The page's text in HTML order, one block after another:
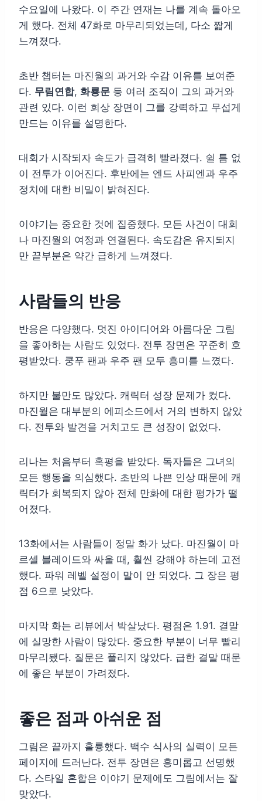
수요일에 나왔다. 이 주간 연재는 나를 계속 돌아오
게 했다. 전체 47화로 마무리되었는데, 다소 짧게
느껴졌다.
초반 챕터는 마진월의 과거와 수감 이유를 보여준
다. 무림연합, 화룡문 등 여러 조직이 그의 과거와
관련 있다. 이런 회상 장면이 그를 강력하고 무섭게
만드는 이유를 설명한다.
대회가 시작되자 속도가 급격히 빨라졌다. 쉴 틈 없
이 전투가 이어진다. 후반에는 엔드 사피엔과 우주
정치에 대한 비밀이 밝혀진다.
이야기는 중요한 것에 집중했다. 모든 사건이 대회
나 마진월의 여정과 연결된다. 속도감은 유지되지
만 끝부분은 약간 급하게 느껴졌다.
사람들의 반응
반응은 다양했다. 멋진 아이디어와 아름다운 그림
을 좋아하는 사람도 있었다. 전투 장면은 꾸준히 호
평받았다. 쿵푸 팬과 우주 팬 모두 흥미를 느꼈다.
하지만 불만도 많았다. 캐릭터 성장 문제가 컸다.
마진월은 대부분의 에피소드에서 거의 변하지 않았
다. 전투와 발견을 거치고도 큰 성장이 없었다.
리나는 처음부터 혹평을 받았다. 독자들은 그녀의
모든 행동을 의심했다. 초반의 나쁜 인상 때문에 캐
릭터가 회복되지 않아 전체 만화에 대한 평가가 떨
어졌다.
13화에서는 사람들이 정말 화가 났다. 마진월이 마
르셀 블레이드와 싸울 때, 훨씬 강해야 하는데 고전
했다. 파워 레벨 설정이 말이 안 되었다. 그 장은 평
점 6으로 낮았다.
마지막 화는 리뷰에서 박살났다. 평점은 1.91. 결말
에 실망한 사람이 많았다. 중요한 부분이 너무 빨리
마무리됐다. 질문은 풀리지 않았다. 급한 결말 때문
에 좋은 부분이 가려졌다.
좋은 점과 아쉬운 점
그림은 끝까지 훌륭했다. 백수 식사의 실력이 모든
페이지에 드러난다. 전투 장면은 흥미롭고 선명했
다. 스타일 혼합은 이야기 문제에도 그림에서는 잘
맞았다.